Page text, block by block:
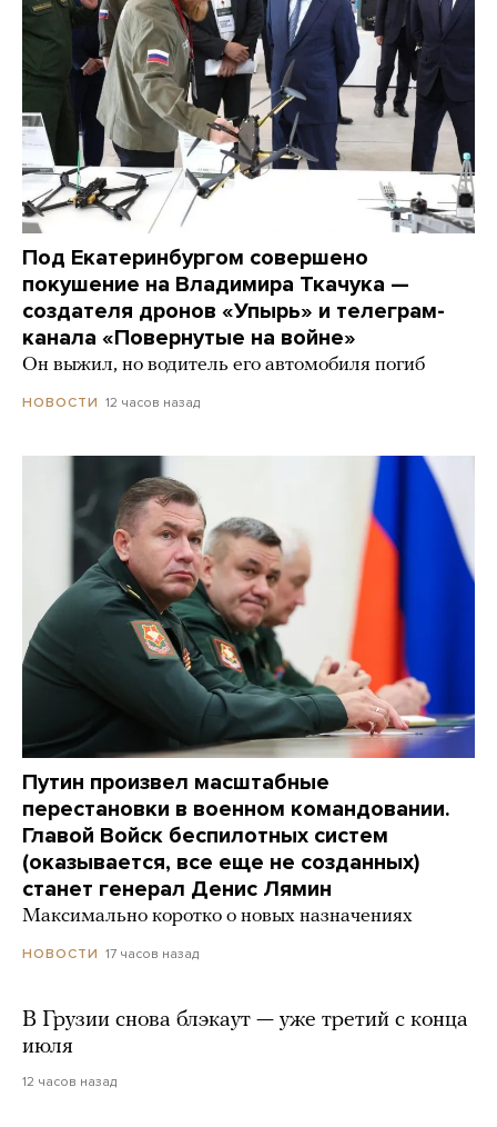
Под Екатеринбургом совершено
покушение на Владимира Ткачука —
создателя дронов «Упырь» и телеграм-
канала «Повернутые на войне»
Он выжил, но водитель его автомобиля погиб
НОВОСТИ 12 часов назад
Путин произвел масштабные
перестановки в военном командовании.
Главой Войск беспилотных систем
(оказывается, все еще не созданных)
станет генерал Денис Лямин
Максимально коротко о новых назначениях
НОВОСТИ 17 часов назад
В Грузии снова блэкаут — уже третий с конца
июля
12 часов назад